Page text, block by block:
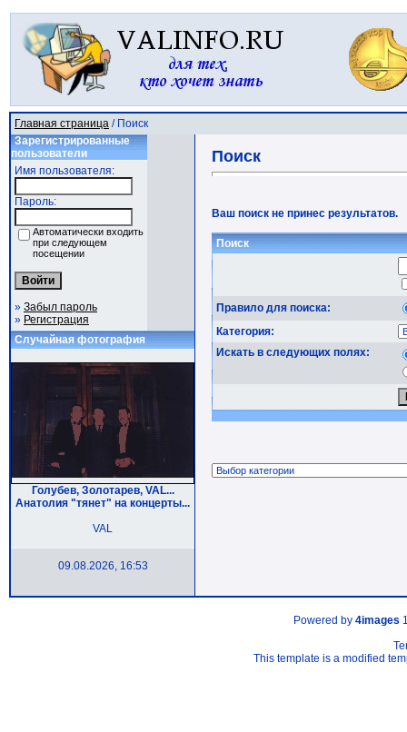
Главная страница / Поиск
Зарегистрированные
пользователи
Имя пользователя:
Пароль:
Автоматически входить
при следующем
посещении
» Забыл пароль
» Регистрация
Случайная фотография
Голубев, Золотарев, VAL...
Анатолия "тянет" на концерты...
VAL
09.08.2026, 16:53
Поиск
Ваш поиск не принес результатов.
Поиск
Правило для поиска:
Категория:
Искать в следующих полях:
Powered by 4images
This template is a modified